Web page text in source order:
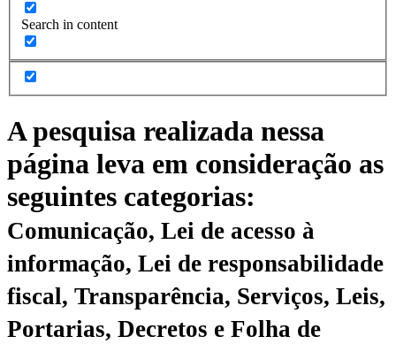
Search in content
A pesquisa realizada nessa
página leva em consideração as
seguintes categorias:
Comunicação, Lei de acesso à
informação, Lei de responsabilidade
fiscal, Transparência, Serviços, Leis,
Portarias, Decretos e Folha de